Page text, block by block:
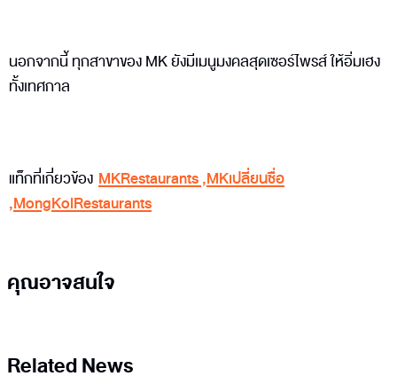
นอกจากนี้ ทุกสาขาของ MK ยังมีเมนูมงคลสุดเซอร์ไพรส์ ให้อิ่มเฮง
ทั้งเทศกาล
แท็กที่เกี่ยวข้อง MKRestaurants,MKเปลี่ยนชื่อ
,MongKolRestaurants
คุณอาจสนใจ
Related News